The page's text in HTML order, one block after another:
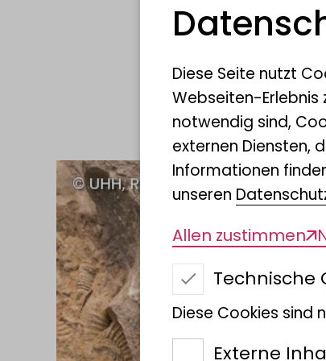
Diese Seite nutzt
Webseiten-Erlebnis
notwendig sind,
externen Diensten,
Informationen
unseren
Allen zustimmen
Technische
Diese Cookies sind
Externe